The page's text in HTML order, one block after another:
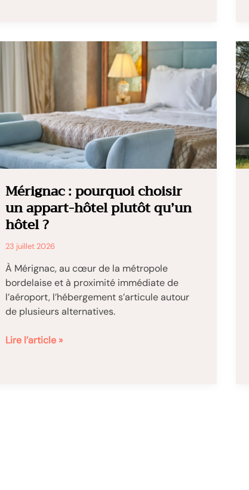
ouragans,
risques
trier
avant
de
partir
Mérignac : pourquoi choisir
un appart-hôtel plutôt qu’un
hôtel ?
23 juillet 2026
À Mérignac, au cœur de la métropole
bordelaise et à proximité immédiate de
l’aéroport, l’hébergement s’articule autour
de plusieurs alternatives.
Mérignac
Lire l’article »